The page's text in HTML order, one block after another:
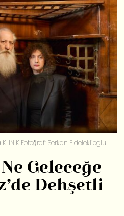
Fotoğraf: Serkan Eldeleklioglu
Geleceğe
Dehşetli